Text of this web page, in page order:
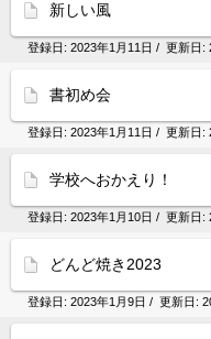
新しい風
登録日: 2023年1月11日 / 更新日:
書初め会
登録日: 2023年1月11日 / 更新日:
学校へおかえり！
登録日: 2023年1月10日 / 更新日:
どんど焼き2023
登録日: 2023年1月9日 / 更新日: